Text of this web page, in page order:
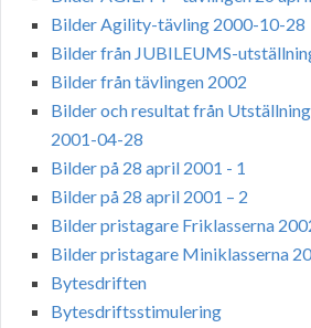
Bilder Agility-tävling 2000-10-28
Bilder från JUBILEUMS-
Bilder från tävlingen 2002
Bilder och resultat från
2001-04-28
Bilder på 28 april 2001 - 1
Bilder på 28 april 2001 – 2
Bilder pristagare Friklasserna
Bilder pristagare Miniklasserna
Bytesdriften
Bytesdriftsstimulering